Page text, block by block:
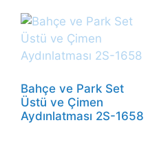
Bahçe ve Park Set
Üstü ve Çimen
Aydınlatması 2S-1658